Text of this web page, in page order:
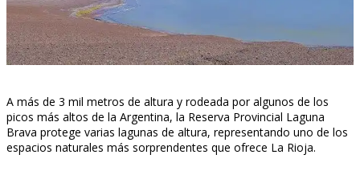
A más de 3 mil metros de altura y rodeada por algunos de los
picos más altos de la Argentina, la Reserva Provincial Laguna
Brava protege varias lagunas de altura, representando uno de los
espacios naturales más sorprendentes que ofrece La Rioja.